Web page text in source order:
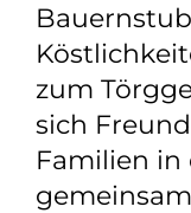
zum
sich
Familien in